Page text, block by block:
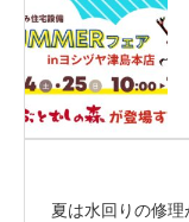
夏は水回りの修理